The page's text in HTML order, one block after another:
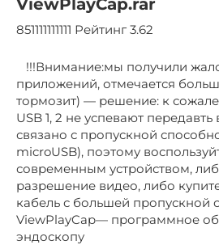
ViewPlayCap.rar
851111111111 Рейтинг 3.62
!!!Внимание:мы получили
приложений, отмечается
тормозит) — решение: к
USB 1, 2 не успевают
связано с пропускной
microUSB), поэтому
современным устройством,
разрешение видео, либо
кабель с большей пропускной
ViewPlayCap— программное
эндоскопу